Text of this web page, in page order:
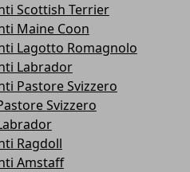
Scottish Terrier
Maine Coon
Lagotto Romagnolo
Labrador
Pastore Svizzero
Svizzero
Ragdoll
Amstaff